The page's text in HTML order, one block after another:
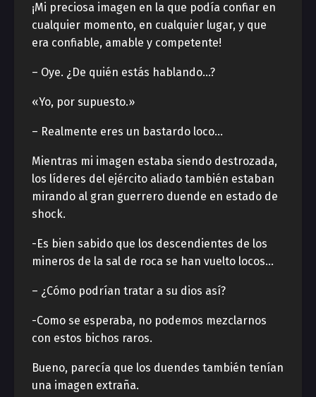
¡Mi preciosa imagen en la que podía confiar en
cualquier momento, en cualquier lugar, y que
era confiable, amable y competente!
– Oye. ¿De quién estás hablando…?
«Yo, por supuesto.»
– Realmente eres un bastardo loco…
Mientras mi imagen estaba siendo destrozada,
los líderes del ejército aliado también estaban
mirando al gran guerrero duende en estado de
shock.
-Es bien sabido que los descendientes de los
mineros de la sal de roca se han vuelto locos…
– ¿Cómo podrían tratar a su dios así?
-Como se esperaba, no podemos mezclarnos
con estos bichos raros.
Bueno, parecía que los duendes también tenían
una imagen extraña.